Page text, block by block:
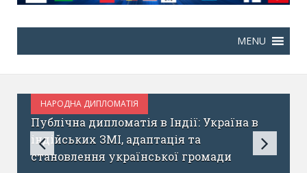
НАРОДНА ДИПЛОМАТІЯ
КВІТЕНЬ 22, 2017
Публічна дипломатія в Індії: Україна в
індійських ЗМІ, адаптація та
становлення української громади